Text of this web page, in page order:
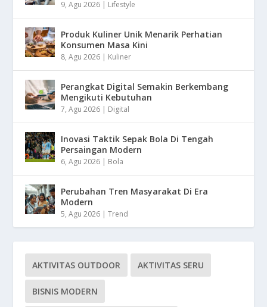
9, Agu 2026 | Lifestyle
Produk Kuliner Unik Menarik Perhatian
Konsumen Masa Kini
8, Agu 2026 | Kuliner
Perangkat Digital Semakin Berkembang
Mengikuti Kebutuhan
7, Agu 2026 | Digital
Inovasi Taktik Sepak Bola Di Tengah
Persaingan Modern
6, Agu 2026 | Bola
Perubahan Tren Masyarakat Di Era
Modern
5, Agu 2026 |Trend
AKTIVITAS OUTDOOR AKTIVITAS SERU
BISNIS MODERN